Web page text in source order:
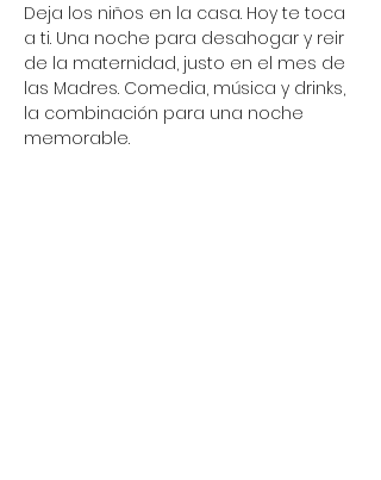
Deja los niños en la casa. Hoy te toca
a ti. Una noche para desahogar y reir
de la maternidad, justo en el mes de
las Madres. Comedia, música y drinks,
la combinación para una noche
memorable.